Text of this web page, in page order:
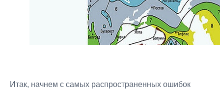
Итак, начнем с самых распространенных ошибок